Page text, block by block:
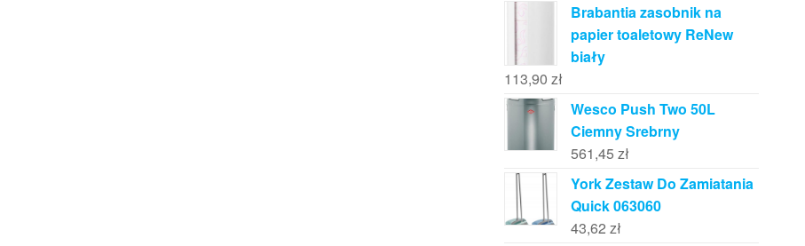
Brabantia zasobnik na
papier toaletowy ReNew
biały
113,90 zł
Wesco Push Two 50L
Ciemny Srebrny
561,45 zł
York Zestaw Do Zamiatania
Quick 063060
43,62 zł